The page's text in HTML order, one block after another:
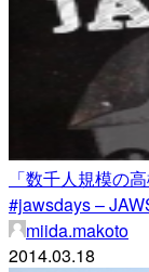
「数千人規模の
#jawsdays –
miida.makoto
2014.03.18